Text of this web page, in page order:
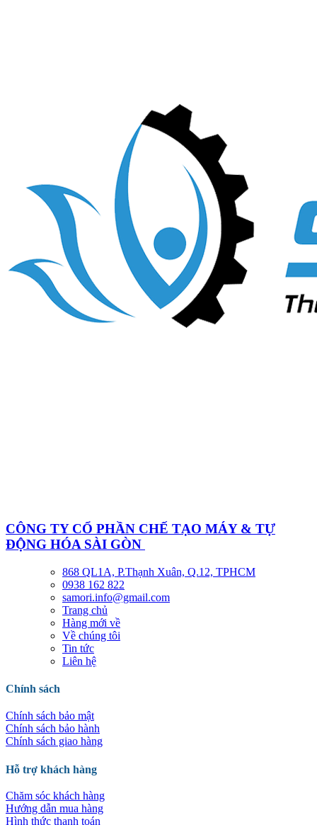
CÔNG TY CỔ PHẦN CHẾ TẠO MÁY & TỰ
ĐỘNG HÓA SÀI GÒN
868 QL1A, P.Thạnh Xuân, Q.12, TPHCM
0938 162 822
samori.info@gmail.com
Trang chủ
Hàng mới về
Về chúng tôi
Tin tức
Liên hệ
Chính sách
Chính sách bảo mật
Chính sách bảo hành
Chính sách giao hàng
Hỗ trợ khách hàng
Chăm sóc khách hàng
Hướng dẫn mua hàng
Hình thức thanh toán